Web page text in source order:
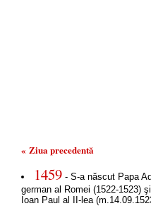
« Ziua precedentă
1459- S-a născut Papa
german al Romei (1522-1523)
Ioan Paul al II-lea